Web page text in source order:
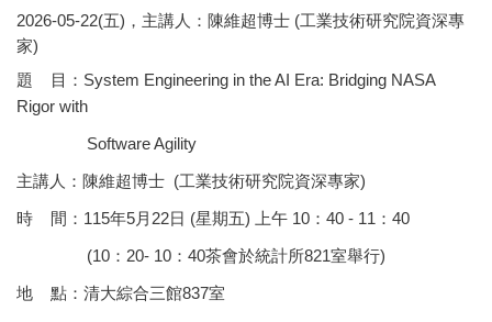
2026-05-22(五)，主講人：陳維超博士 (工業技術研究院資深專
家)
題 目：System Engineering in the AI Era: Bridging NASA
Rigor with
Software Agility
主講人：陳維超博士 (工業技術研究院資深專家)
時 間：115年5月22日 (星期五) 上午 10：40 - 11：40
(10：20- 10：40茶會於統計所821室舉行)
地 點：清大綜合三館837室